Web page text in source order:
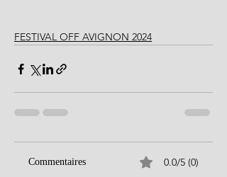
FESTIVAL OFF AVIGNON 2024
Commentaires 0.0/5 (0)